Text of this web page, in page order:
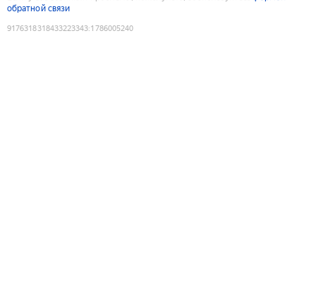
обратной связи
9176318318433223343:1786005240